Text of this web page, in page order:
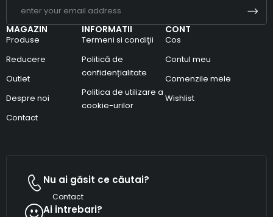
MAGAZIN
Produse
Reducere
Outlet
Despre noi
Contact
INFORMATII
Termeni si condiţii
Politică de
confidențialitate
Politica de utilizare a
cookie-urilor
CONT
Cos
Contul meu
Comenzile mele
Wishlist
Nu ai găsit ce căutai?
Contact
Ai intrebari?